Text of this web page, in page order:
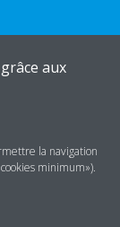
aux
la navigation
minimum»).